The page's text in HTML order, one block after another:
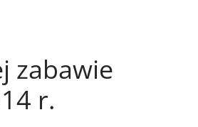
zabawie
r.